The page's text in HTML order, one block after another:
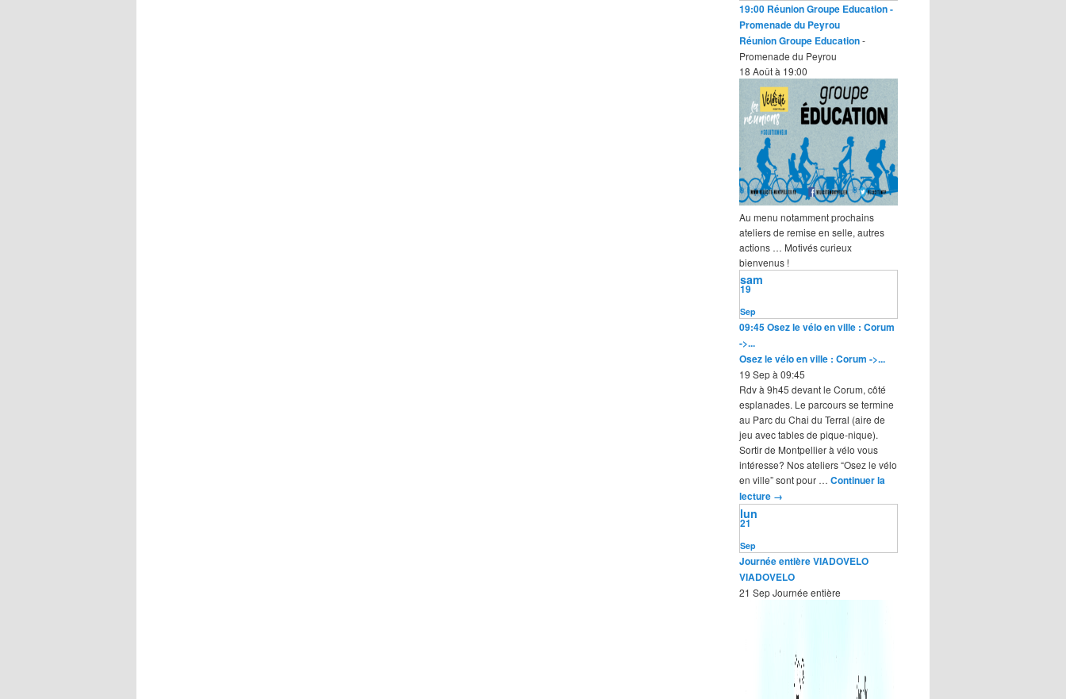
19:00 Réunion Groupe Education-
Promenade du Peyrou
Réunion Groupe Education-
Promenade du Peyrou
18 Août à 19:00
Au menu notamment prochains
ateliers de remise en selle, autres
actions … Motivés curieux
bienvenus !
Sep
19
sam
09:45Osez le vélo en ville : Corum
->...
Osez le vélo en ville : Corum ->...
19 Sep à 09:45
Rdv à 9h45 devant le Corum, côté
esplanades. Le parcours se termine
au Parc du Chai du Terral (aire de
jeu avec tables de pique-nique).
Sortir de Montpellier à vélo vous
intéresse? Nos ateliers “Osez le vélo
en ville” sont pour … Continuer la
lecture →
Sep
21
lun
Journée entièreVIADOVELO
VIADOVELO
21 SepJournée entière